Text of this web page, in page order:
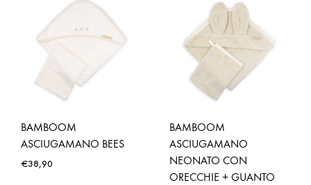
BAMBOOM
ASCIUGAMANO BEES
€38,90
BAMBOOM
ASCIUGAMANO
NEONATO CON
ORECCHIE + GUANTO